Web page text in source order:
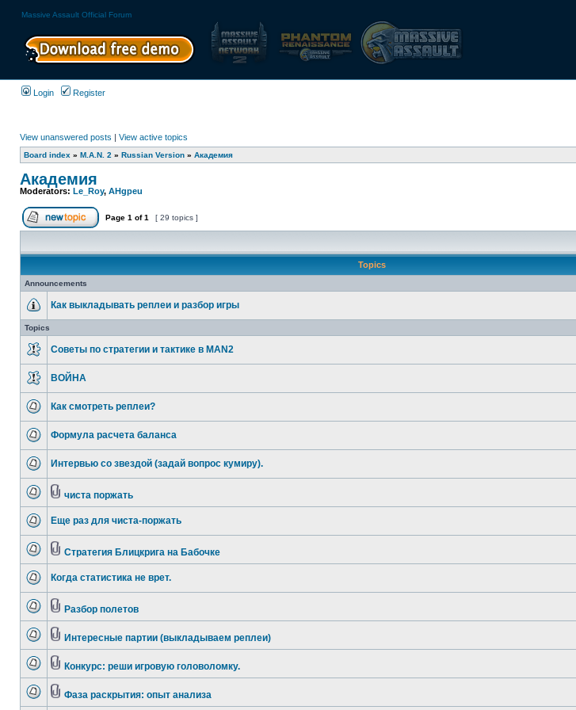
Massive Assault Official Forum
Login Register
View unanswered posts | View active topics
Board index » M.A.N. 2 » Russian Version » Академия
Академия
Moderators: Le_Roy, AHgpeu
Page 1 of1 [ 29 topics ]
Topics
Announcements
Как выкладывать реплеи и разбор игры
Topics
Советы по стратегии и тактике в MAN2
ВОЙНА
Как смотреть реплеи?
Формула расчета баланса
Интервью со звездой (задай вопрос кумиру).
чиста поржать
Еще раз для чиста-поржать
Стратегия Блицкрига на Бабочке
Когда статистика не врет.
Разбор полетов
Интересные партии (выкладываем реплеи)
Конкурс: реши игровую головоломку.
Фаза раскрытия: опыт анализа